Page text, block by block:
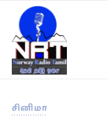
சினிமா